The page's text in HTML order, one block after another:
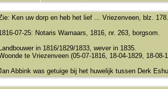
Ken uw dorp en heb het lief ... Vriezenveen, blz. 178.
07-25: Notaris Warnaars, 1816, nr. 263, borgsom.
Landbouwer in 1816/1829/1833, wever in 1835.
te Vriezenveen (05-07-1816, 18-04-1829, 18-
Abbink was getuige bij het huwelijk tussen Derk